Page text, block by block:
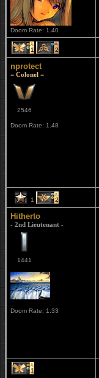
Doom Rate: 1.40
1 2
nprotect
= Colonel =
2546
Doom Rate: 1.48
1 2
Hitherto
- 2nd Lieutenant -
1441
Doom Rate: 1.33
1